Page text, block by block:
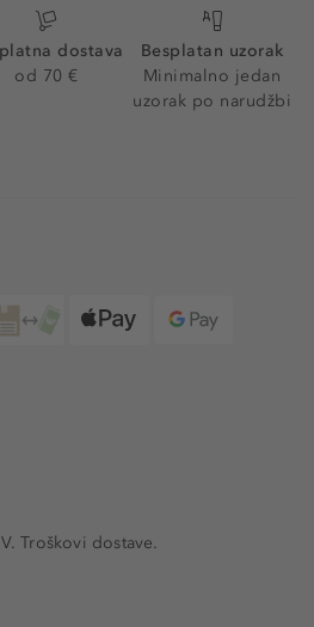
dostava
od 70 €
Besplatan uzorak
Minimalno jedan
uzorak po narudžbi
Troškovi dostave.